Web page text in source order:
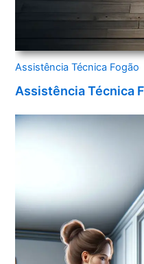
Assistência Técnica Fogão
Assistência Técnica